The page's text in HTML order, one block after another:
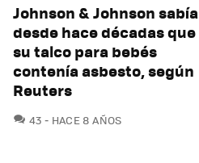
Johnson & Johnson sabía
desde hace décadas que
su talco para bebés
contenía asbesto, según
Reuters
43 COMENTARIOS
HACE 8 AÑOS